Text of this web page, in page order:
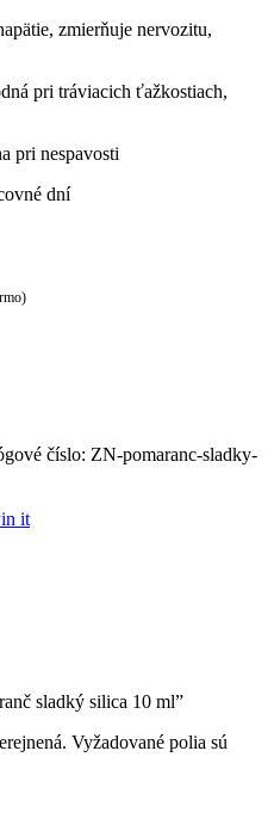
zmierňuje nervozitu,
pri tráviacich ťažkostiach,
pri nespavosti
dní
číslo: ZN-pomaranc-sladky-
itShare
sladký silica 10 ml”
Vyžadované polia sú